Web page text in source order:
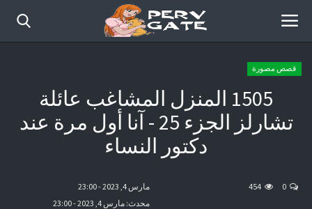
الرئيسية
أفلام حديثة
قصص مصورة
1505 المنزل المشاغب عائلة
تشارلز الجزء 25 - آنا أول مرة عند
دكتور النساء
مارس 4, 2023 - 23:00
محدث: مارس 4, 2023 - 23:00
0
454